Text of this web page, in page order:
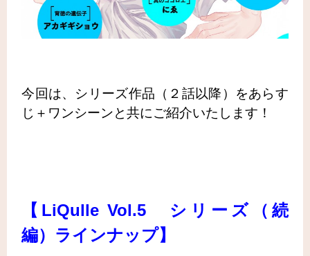
今回は、シリーズ作品（２話以降）をあらす
じ＋ワンシーンと共にご紹介いたします！
【LiQulle Vol.5 シリーズ（続
編）ラインナップ】